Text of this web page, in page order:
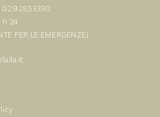
02.92853330
24
PER LE EMERGENZE)